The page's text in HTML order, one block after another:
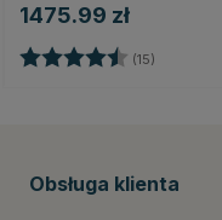
1475.99 zł
Ocena: (15)
Obsługa klienta